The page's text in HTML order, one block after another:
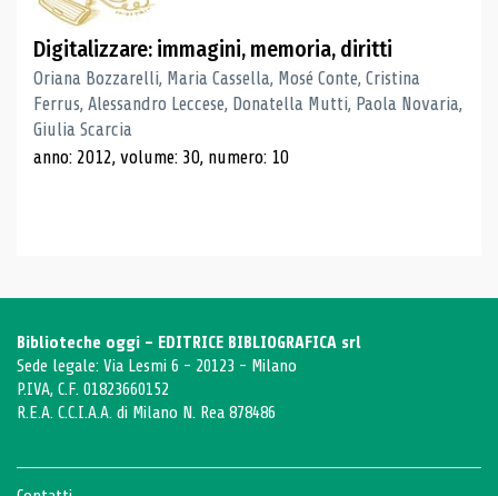
Digitalizzare: immagini, memoria, diritti
Oriana Bozzarelli, Maria Cassella, Mosé Conte, Cristina
Ferrus, Alessandro Leccese, Donatella Mutti, Paola Novaria,
Giulia Scarcia
anno: 2012, volume: 30, numero: 10
Biblioteche oggi - EDITRICE BIBLIOGRAFICA srl
Sede legale: Via Lesmi 6 - 20123 - Milano
P.IVA, C.F. 01823660152
R.E.A. C.C.I.A.A. di Milano N. Rea 878486